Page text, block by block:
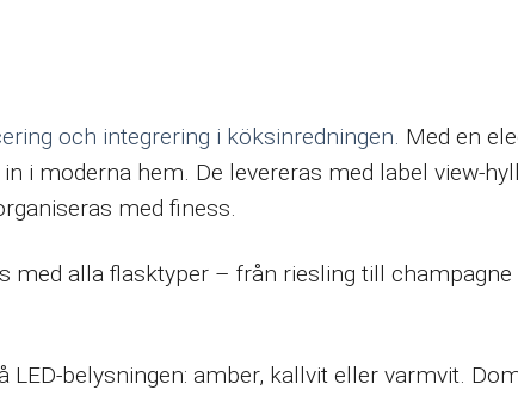
och integrering i köksinredningen. Med en
i moderna hem. De levereras med label view-
med finess.
alla flasktyper – från riesling till champagne
belysningen: amber, kallvit eller varmvit.